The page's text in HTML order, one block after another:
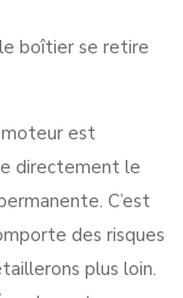
boîtier se retire
moteur est
directement le
C’est
des risques
plus loin.